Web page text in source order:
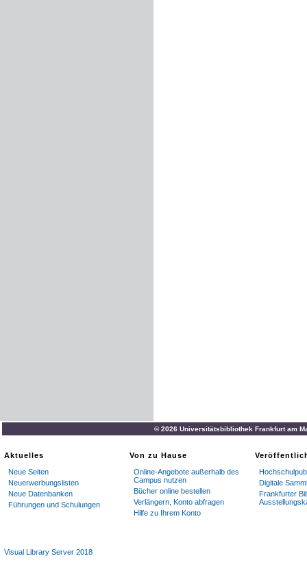
© 2026 Universitätsbibliothek Frankfurt am
Aktuelles
Neue Seiten
Neuerwerbungslisten
Neue Datenbanken
Führungen und Schulungen
Von zu Hause
Online-Angebote außerhalb des
Campus nutzen
Bücher online bestellen
Verlängern, Konto abfragen
Hilfe zu Ihrem Konto
Digitale
Frankfurter
Visual Library Server 2018